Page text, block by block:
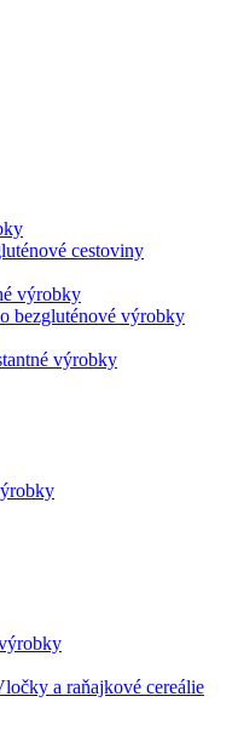
cestoviny
výrobky
bezgluténové výrobky
výrobky
a raňajkové cereálie